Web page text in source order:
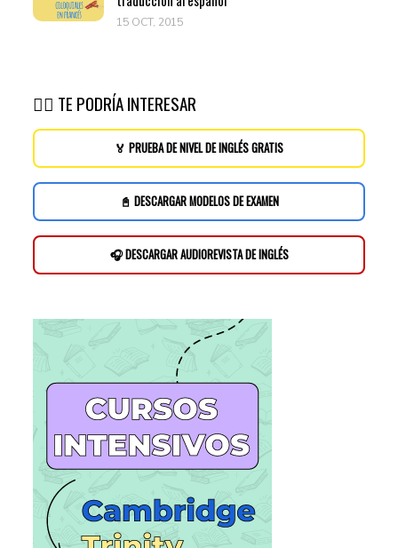
15 OCT, 2015
👉🏽 TE PODRÍA INTERESAR
🏅 PRUEBA DE NIVEL DE INGLÉS GRATIS
📓 DESCARGAR MODELOS DE EXAMEN
🎧 DESCARGAR AUDIOREVISTA DE INGLÉS